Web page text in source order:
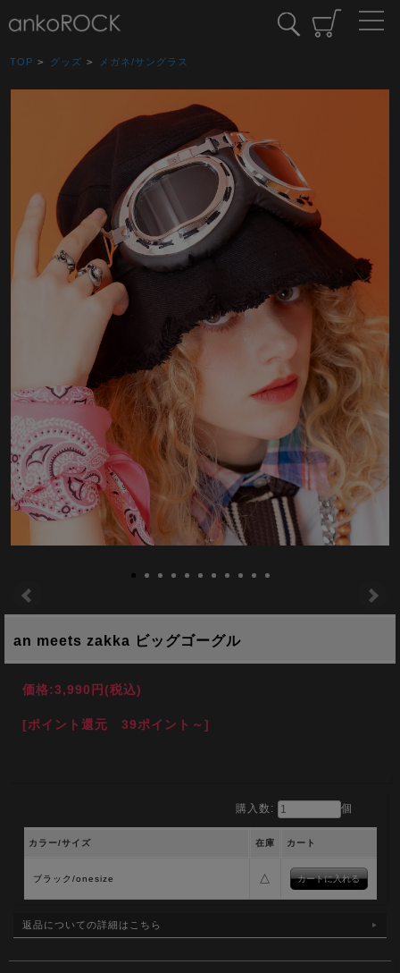
TOP > グッズ > メガネ/サングラス
an meets zakka ビッグゴーグル
価格:3,990円(税込)
[ポイント還元 39ポイント～]
購入数: 個
カラー/サイズ 在庫 カート
ブラック/onesize △
返品についての詳細はこちら